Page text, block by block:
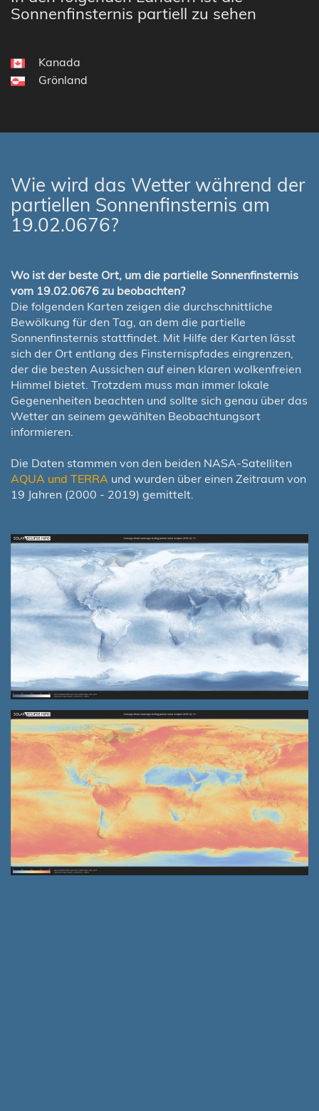
Sonnenfinsternis partiell zu sehen
Kanada
Grönland
Wie wird das Wetter während der
partiellen Sonnenfinsternis am
19.02.0676?
Wo ist der beste Ort, um die partielle Sonnenfinsternis
vom 19.02.0676 zu beobachten?
Die folgenden Karten zeigen die durchschnittliche
Bewölkung für den Tag, an dem die partielle
Sonnenfinsternis stattfindet. Mit Hilfe der Karten lässt
sich der Ort entlang des Finsternispfades eingrenzen,
der die besten Aussichen auf einen klaren wolkenfreien
Himmel bietet. Trotzdem muss man immer lokale
Gegenenheiten beachten und sollte sich genau über das
Wetter an seinem gewählten Beobachtungsort
informieren.
Die Daten stammen von den beiden NASA-Satelliten
AQUA und TERRA und wurden über einen Zeitraum von
19 Jahren (2000 - 2019) gemittelt.